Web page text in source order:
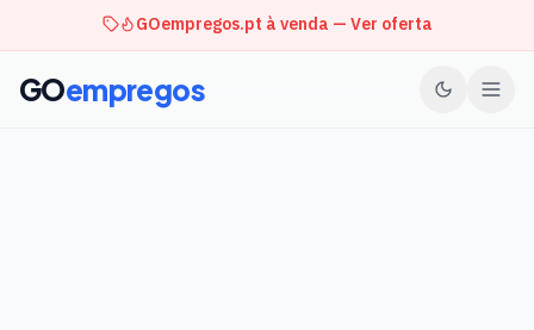
GOempregos.pt à venda — Ver oferta
GOempregos